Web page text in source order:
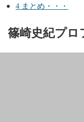
4 まとめ・・・
篠崎史紀プ